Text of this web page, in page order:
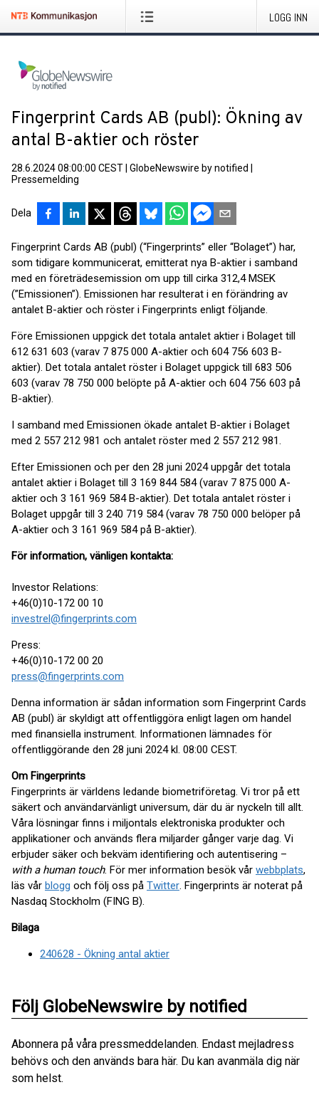
LOGG INN
Fingerprint Cards AB (publ): Ökning av
antal B-aktier och röster
28.6.2024 08:00:00 CEST GlobeNewswire by notified
Pressemelding
Dela
Fingerprint Cards AB (publ) (“Fingerprints” eller “Bolaget”) har,
som tidigare kommunicerat, emitterat nya B-aktier i samband
med en företrädesemission om upp till cirka 312,4 MSEK
(”Emissionen”). Emissionen har resulterat i en förändring av
antalet B-aktier och röster i Fingerprints enligt följande.
Före Emissionen uppgick det totala antalet aktier i Bolaget till
612 631 603 (varav 7 875 000 A-aktier och 604 756 603 B-
aktier). Det totala antalet röster i Bolaget uppgick till 683 506
603 (varav 78 750 000 belöpte på A-aktier och 604 756 603 på
B-aktier).
I samband med Emissionen ökade antalet B-aktier i Bolaget
med 2 557 212 981 och antalet röster med 2 557 212 981.
Efter Emissionen och per den 28 juni 2024 uppgår det totala
antalet aktier i Bolaget till 3 169 844 584 (varav 7 875 000 A-
aktier och 3 161 969 584 B-aktier). Det totala antalet röster i
Bolaget uppgår till 3 240 719 584 (varav 78 750 000 belöper på
A-aktier och 3 161 969 584 på B-aktier).
För information, vänligen kontakta:
Investor Relations:
+46(0)10-172 00 10
investrel@fingerprints.com
Press:
+46(0)10-172 00 20
press@fingerprints.com
Denna information är sådan information som Fingerprint Cards
AB (publ) är skyldigt att offentliggöra enligt lagen om handel
med finansiella instrument. Informationen lämnades för
offentliggörande den 28 juni 2024 kl. 08:00 CEST.
Om Fingerprints
Fingerprints är världens ledande biometriföretag. Vi tror på ett
säkert och användarvänligt universum, där du är nyckeln till allt.
Våra lösningar finns i miljontals elektroniska produkter och
applikationer och används flera miljarder gånger varje dag. Vi
erbjuder säker och bekväm identifiering och autentisering –
with a human touch. För mer information besök vår webbplats,
läs vår blogg och följ oss på Twitter. Fingerprints är noterat på
Nasdaq Stockholm (FING B).
Bilaga
240628 - Ökning antal aktier
Följ GlobeNewswire by notified
Abonnera på våra pressmeddelanden. Endast mejladress
behövs och den används bara här. Du kan avanmäla dig när
som helst.